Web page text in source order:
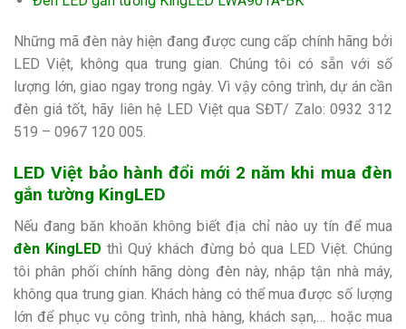
Những mã đèn này hiện đang được cung cấp chính hãng bởi
LED Việt, không qua trung gian. Chúng tôi có sẵn với số
lượng lớn, giao ngay trong ngày. Vì vậy công trình, dự án cần
đèn giá tốt, hãy liên hệ LED Việt qua SĐT/ Zalo:0932 312
519 – 0967 120 005.
LED Việt bảo hành đổi mới 2 năm khi mua đèn
gắn tường KingLED
Nếu đang băn khoăn không biết địa chỉ nào uy tín để mua
đèn KingLED thì Quý khách đừng bỏ qua LED Việt. Chúng
tôi phân phối chính hãng dòng đèn này, nhập tận nhà máy,
không qua trung gian. Khách hàng có thể mua được số lượng
lớn để phục vụ công trình, nhà hàng, khách sạn,… hoặc mua